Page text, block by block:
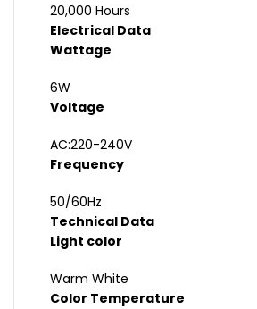
20,000 Hours
Electrical Data
Wattage
6W
Voltage
AC:220-240V
Frequency
50/60Hz
Technical Data
Light color
Warm White
Color Temperature